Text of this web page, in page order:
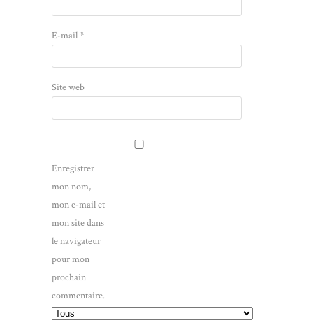
E-mail*
Site web
Enregistrer
mon nom,
mon e-mail et
mon site dans
le navigateur
pour mon
prochain
commentaire.